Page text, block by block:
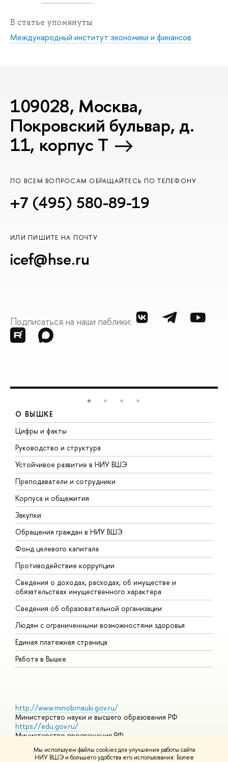
Мы используем файлы cookies для улучшения работы сайта
НИУ ВШЭ и большего удобства его использования. Более
В статье упомянуты
Международный институт экономики и финансов
109028, Москва,
Покровский бульвар, д.
11, корпус T
ПО ВСЕМ ВОПРОСАМ ОБРАЩАЙТЕСЬ ПО ТЕЛЕФОНУ
+7 (495) 580-89-19
ИЛИ ПИШИТЕ НА ПОЧТУ
icef@hse.ru
Подписаться на наши паблики:
О ВЫШКЕ
Цифры и факты
Руководство и структура
Устойчивое развитие в НИУ ВШЭ
Преподаватели и сотрудники
Корпуса и общежития
Закупки
Обращения граждан в НИУ ВШЭ
Фонд целевого капитала
Противодействие коррупции
Сведения о доходах, расходах, об имуществе и
обязательствах имущественного характера
Сведения об образовательной организации
Людям с ограниченными возможностями здоровья
Единая платежная страница
Работа в Вышке
http://www.minobrnauki.gov.ru/
Министерство науки и высшего образования РФ
https://edu.gov.ru/
Министерство просвещения РФ
Массовые открытые онлайн-курсы